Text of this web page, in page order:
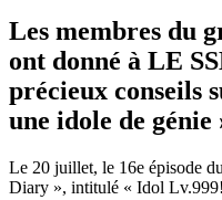
Les membres du
ont donné à LE
précieux conseils
une idole de génie
Le 20 juillet, le 16e épisode
Diary », intitulé « Idol